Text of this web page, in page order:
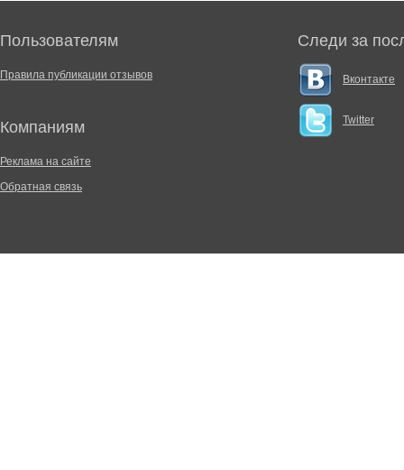
Пользователям
Правила публикации отзывов
Компаниям
Реклама на сайте
Обратная связь
Следи за
Вконтакте
Twitter